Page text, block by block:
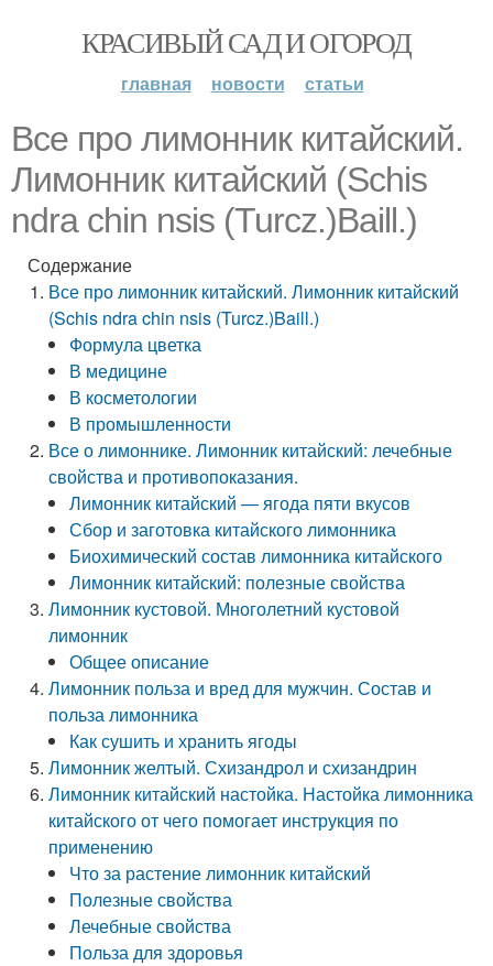
КРАСИВЫЙ САД И ОГОРОД
главная новости статьи
Все про лимонник китайский.
Лимонник китайский (Schis
ndra chin nsis (Turcz.)Baill.)
Содержание
Все про лимонник китайский. Лимонник китайский
(Schis ndra chin nsis (Turcz.)Baill.)
Формула цветка
В медицине
В косметологии
В промышленности
Все о лимоннике. Лимонник китайский: лечебные
свойства и противопоказания.
Лимонник китайский — ягода пяти вкусов
Сбор и заготовка китайского лимонника
Биохимический состав лимонника китайского
Лимонник китайский: полезные свойства
Лимонник кустовой. Многолетний кустовой
лимонник
Общее описание
Лимонник польза и вред для мужчин. Состав и
польза лимонника
Как сушить и хранить ягоды
Лимонник желтый. Схизандрол и схизандрин
Лимонник китайский настойка. Настойка лимонника
китайского от чего помогает инструкция по
применению
Что за растение лимонник китайский
Полезные свойства
Лечебные свойства
Польза для здоровья